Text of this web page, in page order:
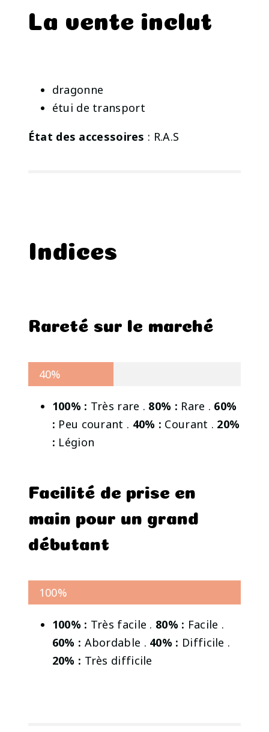
La vente inclut
dragonne
étui de transport
État des accessoires : R.A.S
Indices
Rareté sur le marché
40%
100% : Très rare . 80% : Rare . 60%
: Peu courant . 40% : Courant . 20%
: Légion
Facilité de prise en
main pour un grand
débutant
100%
100% : Très facile . 80% : Facile .
60% : Abordable . 40% : Difficile .
20% : Très difficile